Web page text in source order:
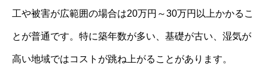
工や被害が広範囲の場合は20万円～30万円以上かかるこ
とが普通です。特に築年数が多い、基礎が古い、湿気が
高い地域ではコストが跳ね上がることがあります。